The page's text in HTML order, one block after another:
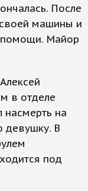
После
машины и
помощи. Майор
в отделе
на
девушку. В
под